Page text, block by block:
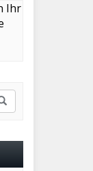
Ihr